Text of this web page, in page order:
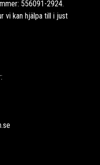
556091-2924.
vi kan hjälpa till i just